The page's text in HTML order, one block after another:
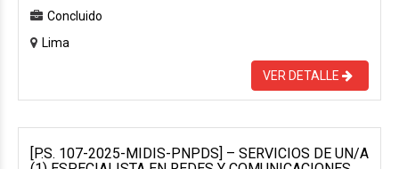
Concluido
Lima
VER DETALLE
[P.S. 107-2025-MIDIS-PNPDS] – SERVICIOS DE UN/A